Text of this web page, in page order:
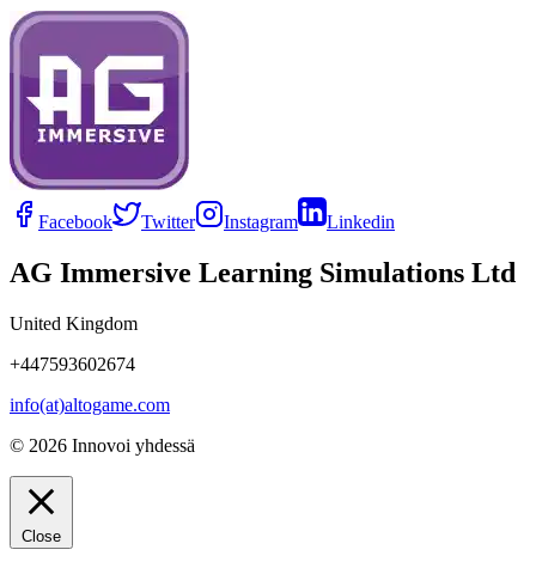
Facebook Twitter Instagram Linkedin
AG Immersive Learning Simulations Ltd
United Kingdom
+447593602674
info(at)altogame.com
© 2026 Innovoi yhdessä
Close